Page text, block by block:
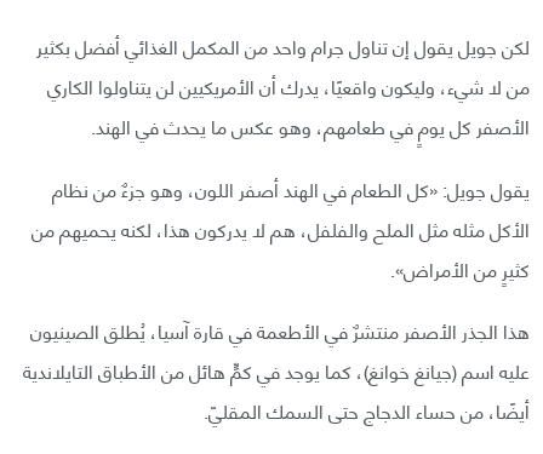
لكن جويل يقول إن تناول جرام واحد من المكمل الغذائي أفضل بكثير
من لا شيء، وليكون واقعيًا، يدرك أن الأمريكيين لن يتناولوا الكاري
الأصفر كل يومٍ في طعامهم، وهو عكس ما يحدث في الهند.
يقول جويل: «كل الطعام في الهند أصفر اللون، وهو جزءٌ من نظام
الأكل مثله مثل الملح والفلفل، هم لا يدركون هذا، لكنه يحميهم من
كثيرٍ من الأمراض».
هذا الجذر الأصفر منتشرٌ في الأطعمة في قارة آسيا، يُطلق الصينيون
عليه اسم (جيانغ خوانغ)، كما يوجد في كمٍّ هائل من الأطباق التايلاندية
أيضًا، من حساء الدجاج حتى السمك المقليّ.